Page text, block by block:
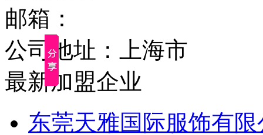
邮箱：
公司地址：上海市
最新加盟企业
东莞天雅国际服饰有限